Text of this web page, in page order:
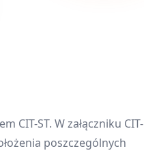
CIT-ST. W załączniku CIT-
poszczególnych